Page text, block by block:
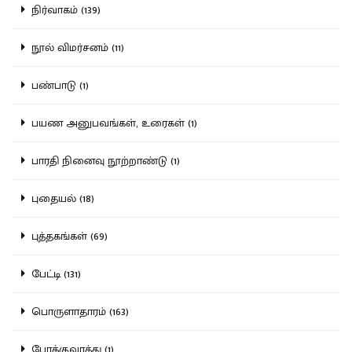
நிர்வாகம் (139)
நூல் விமர்சனம் (11)
பண்பாடு (1)
பயண அனுபவங்கள், உரைகள் (1)
பாரதி நினைவு நூற்றாண்டு (1)
புதையல் (18)
புத்தகங்கள் (69)
பேட்டி (131)
பொருளாதாரம் (163)